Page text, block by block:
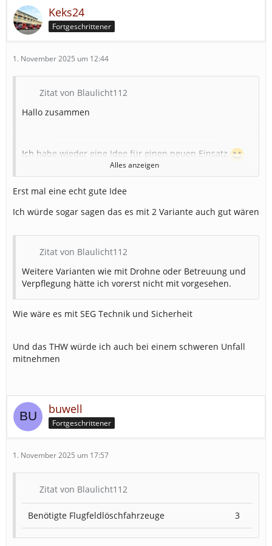
Keks24
Fortgeschrittener
1. November 2025 um 12:44
Zitat von Blaulicht112
Hallo zusammen
Ich habe wieder eine Idee für einen neuen Einsatz
Heute stelle ich euch mal den EinsatzFlugzeug von
Start-/Landebahn angekommen
Hier ist eine Maschine von der Start-/Landebahn
angekommen und kann entweder noch größtenteils in
Takt oder komplett zerstört sein.
Da die Fahrzeuganforderung aber gleich bleiben oder
keine großen Unterschiede aufweisen, würde ich jetzt
nicht mit zwei Varianten arbeiten, wo bei einem nur
wenig kaputt ist und es kaum Verletzte gibt und beim
anderen die Maschine komplett zerstört wurde, überall
Feuer und Verletzte sind...
Alles anzeigen
Erst mal eine echt gute Idee
Ich würde sogar sagen das es mit 2 Variante auch gut wären
Zitat von Blaulicht112
Weitere Varianten wie mit Drohne oder Betreuung und
Verpflegung hätte ich vorerst nicht mit vorgesehen.
Wie wäre es mit SEG Technik und Sicherheit
Und das THW würde ich auch bei einem schweren Unfall
mitnehmen
buwell
Fortgeschrittener
1. November 2025 um 17:57
Zitat von Blaulicht112
Benötigte Flugfeldlöschfahrzeuge 3